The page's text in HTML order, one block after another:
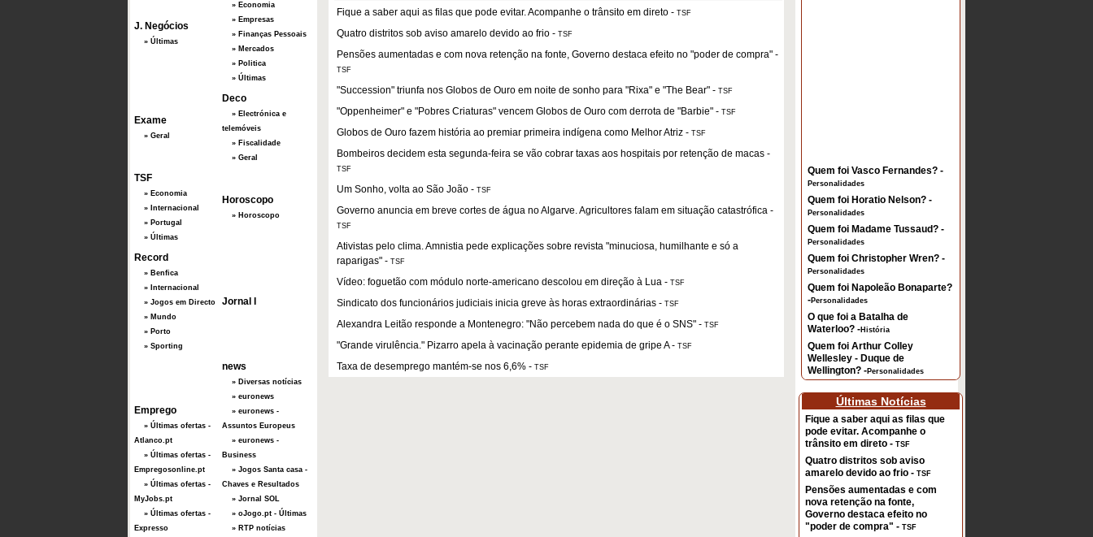
J. Negócios
» Últimas
» Economia
» Empresas
» Finanças Pessoais
» Mercados
» Politica
» Últimas
Exame
» Geral
Deco
» Electrónica e
telemóveis
» Fiscalidade
» Geral
TSF
» Economia
» Internacional
» Portugal
» Últimas
Horoscopo
» Horoscopo
Record
» Benfica
» Internacional
» Jogos em Directo
» Mundo
» Porto
» Sporting
Jornal I
Emprego
» Últimas ofertas -
Atlanco.pt
» Últimas ofertas -
Empregosonline.pt
» Últimas ofertas -
MyJobs.pt
» Últimas ofertas -
Expresso
news
» Diversas notícias
» euronews
» euronews -
Assuntos Europeus
» euronews -
Business
» Jogos Santa casa -
Chaves e Resultados
» Jornal SOL
» oJogo.pt - Últimas
» RTP notícias
Fique a saber aqui as filas que pode evitar. Acompanhe o trânsito em direto - TSF
Quatro distritos sob aviso amarelo devido ao frio - TSF
Pensões aumentadas e com nova retenção na fonte, Governo destaca efeito no "poder de compra" -
TSF
"Succession" triunfa nos Globos de Ouro em noite de sonho para "Rixa" e "The Bear" - TSF
"Oppenheimer" e "Pobres Criaturas" vencem Globos de Ouro com derrota de "Barbie" - TSF
Globos de Ouro fazem história ao premiar primeira indígena como Melhor Atriz - TSF
Bombeiros decidem esta segunda-feira se vão cobrar taxas aos hospitais por retenção de macas -
TSF
Um Sonho, volta ao São João - TSF
Governo anuncia em breve cortes de água no Algarve. Agricultores falam em situação catastrófica -
TSF
Ativistas pelo clima. Amnistia pede explicações sobre revista "minuciosa, humilhante e só a
raparigas" - TSF
Vídeo: foguetão com módulo norte-americano descolou em direção à Lua - TSF
Sindicato dos funcionários judiciais inicia greve às horas extraordinárias - TSF
Alexandra Leitão responde a Montenegro: "Não percebem nada do que é o SNS" - TSF
"Grande virulência." Pizarro apela à vacinação perante epidemia de gripe A- TSF
Taxa de desemprego mantém-se nos 6,6% - TSF
Quem foi Vasco Fernandes? -
Personalidades
Quem foi Horatio Nelson? -
Personalidades
Quem foi Madame Tussaud? -
Personalidades
Quem foi Christopher Wren? -
Personalidades
Quem foi Napoleão Bonaparte?
- Personalidades
O que foi a Batalha de
Waterloo? - História
Quem foi Arthur Colley
Wellesley - Duque de
Wellington? - Personalidades
Últimas Notícias
Fique a saber aqui as filas que
pode evitar. Acompanhe o
trânsito em direto -TSF
Quatro distritos sob aviso
amarelo devido ao frio -TSF
Pensões aumentadas e com
nova retenção na fonte,
Governo destaca efeito no
"poder de compra" -TSF